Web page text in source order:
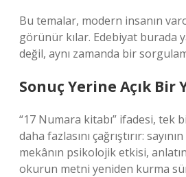
Bu temalar, modern insanın
görünür kılar. Edebiyat burada
değil, aynı zamanda bir
Sonuç Yerine Açık Bir
“17 Numara kitabı” ifadesi, tek
daha fazlasını çağrıştırır:
mekânın psikolojik etkisi,
okurun metni yeniden kurma